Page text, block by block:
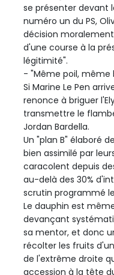
se présenter devant
numéro un du PS,
décision
d'une course à la
légitimité".
- "Même poil, même
Si Marine Le Pen
renonce à briguer
transmettre le
Jordan Bardella.
Un "plan B" élaboré
bien assimilé par
caracolent depuis
au-delà des 30%
scrutin programmé
Le dauphin est
devançant
sa mentor, et donc
récolter les fruits
de l'extrême droite
accession à la tête